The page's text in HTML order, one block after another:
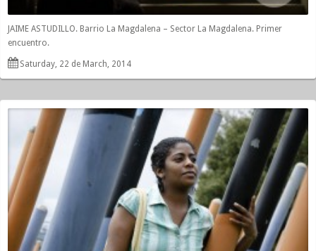
JAIME ASTUDILLO. Barrio La Magdalena – Sector La Magdalena. Primer
encuentro.
Saturday, 22 de March, 2014